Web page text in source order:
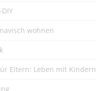
wohnen
Eltern: Leben mit Kindern